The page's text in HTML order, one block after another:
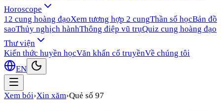
Horoscope
12 cung hoàng đạoXem tương hợp 2 cungThần số họcBản đồ
saoThủy nghịch hànhThông điệp vũ trụQuiz cung hoàng đạo
Thư viện
Kiến thức huyền họcVăn khấn cổ truyềnVề chúng tôi
EN
Xem bói›Xin xăm›Quẻ số 97